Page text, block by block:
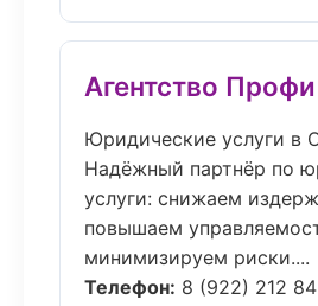
Агентство
Юридические услуги в
Надёжный партнёр по
услуги: снижаем
повышаем
минимизируем риски....
Телефон: 8 (922) 212